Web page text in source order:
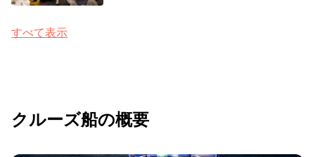
すべて表示
クルーズ船の概要